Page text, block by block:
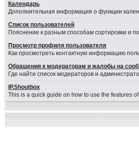
Календарь
Дополнительная информация о функции
Список пользователей
Пояснение к разным способам сортировки и
Просмотр профиля пользователя
Как просмотреть контактную информацию
Обращения к модераторам и жалобы на
Где найти список модераторов и
IP.Shoutbox
This is a quick guide on how to use the features